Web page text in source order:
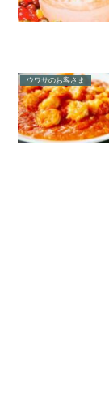
ウワサのお客さま